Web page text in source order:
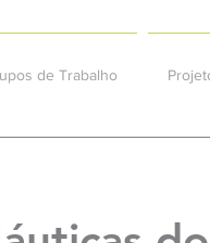
de Trabalho